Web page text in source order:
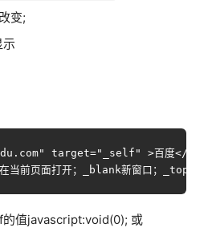
变;
示
target="_self" >百度</a>
值javascript:void(0); 或